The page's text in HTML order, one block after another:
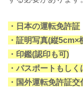
・日本の運転免許証
・証明写真(縦5cm×
・印鑑(認印も可)
・パスポートもし
・国外運転免許証